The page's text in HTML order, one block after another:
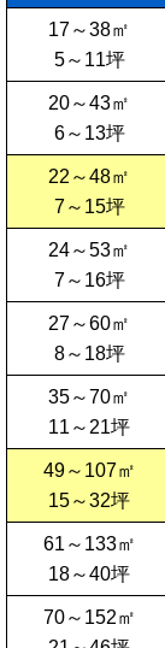
17～38㎡
5～11坪
20～43㎡
6～13坪
22～48㎡
7～15坪
24～53㎡
7～16坪
27～60㎡
8～18坪
35～70㎡
11～21坪
49～107㎡
15～32坪
61～133㎡
18～40坪
70～152㎡